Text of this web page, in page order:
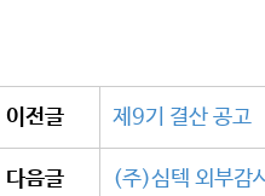
이전글 제9기 결산 공고
다음글 (주)심텍 외부감